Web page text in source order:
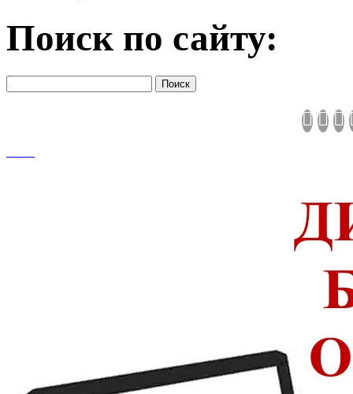
Поиск по сайту: